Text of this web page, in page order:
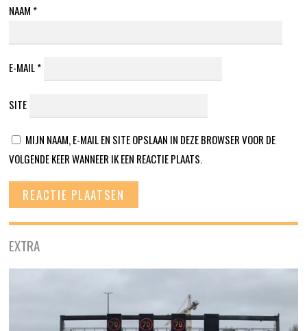
NAAM *
E-MAIL*
SITE
MIJN NAAM, E-MAIL EN SITE OPSLAAN IN DEZE BROWSER VOOR DE
VOLGENDE KEER WANNEER IK EEN REACTIE PLAATS.
EXTRA